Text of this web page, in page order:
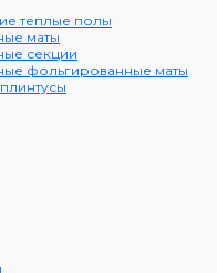
теплые полы
маты
секции
фольгированные маты